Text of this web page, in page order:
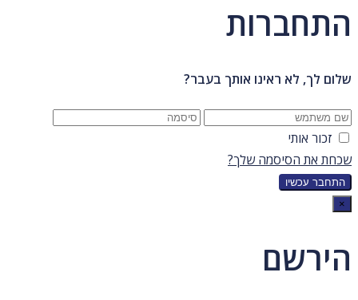
התחברות
שלום לך, לא ראינו אותך בעבר?
זכור אותי
שכחת את הסיסמה שלך?
×
הירשם